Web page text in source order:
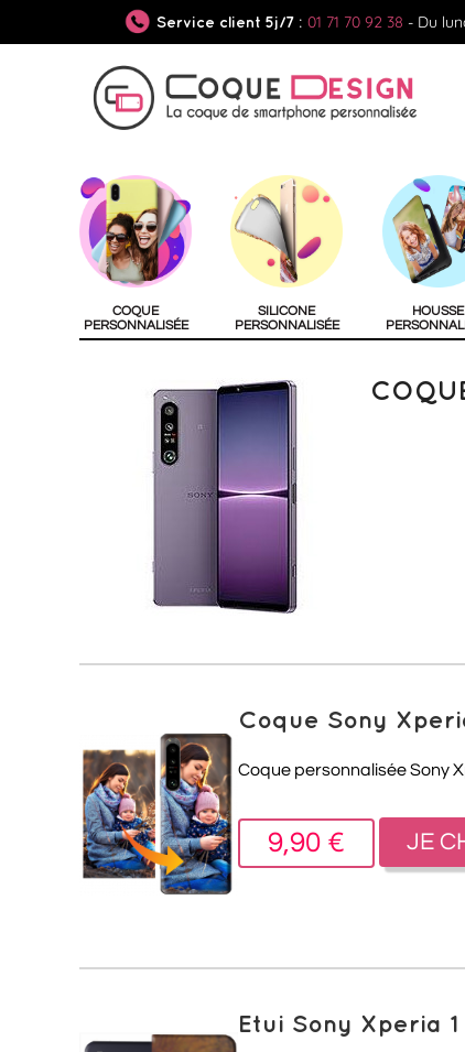
Service client 5j/7 : 01 71 70 92 38 - Du
COQUE
PERSONNALISÉE
SILICONE
PERSONNALISÉE
HOUSSE
Coque Sony
Coque personnalisée Sony
9,90 € JE
Etui Sony Xperia